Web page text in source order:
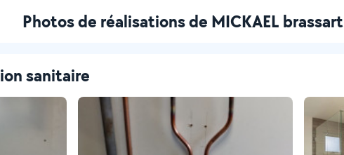
Photos de réalisations de MICKAEL brassart
sanitaire